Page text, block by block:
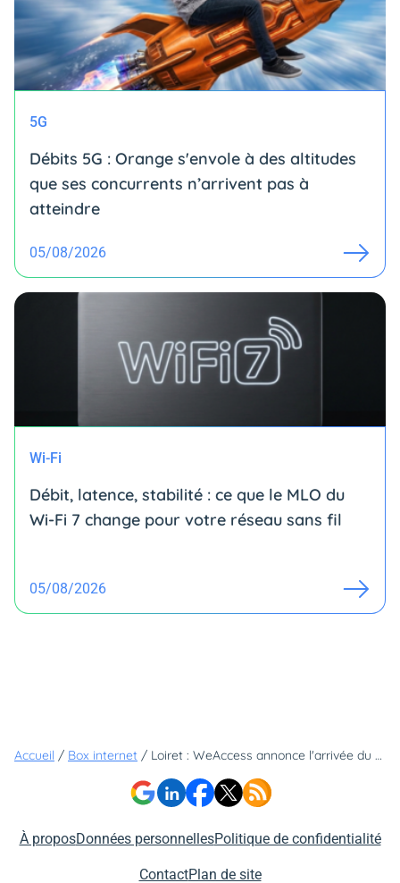
5G
Débits 5G : Orange s'envole à des altitudes
que ses concurrents n’arrivent pas à
atteindre
05/08/2026
Wi-Fi
Débit, latence, stabilité : ce que le MLO du
Wi-Fi 7 change pour votre réseau sans fil
05/08/2026
Accueil / Box internet / Loiret : WeAccess annonce l'arrivée du THD Radio
À proposDonnées personnellesPolitique de confidentialité
ContactPlan de site